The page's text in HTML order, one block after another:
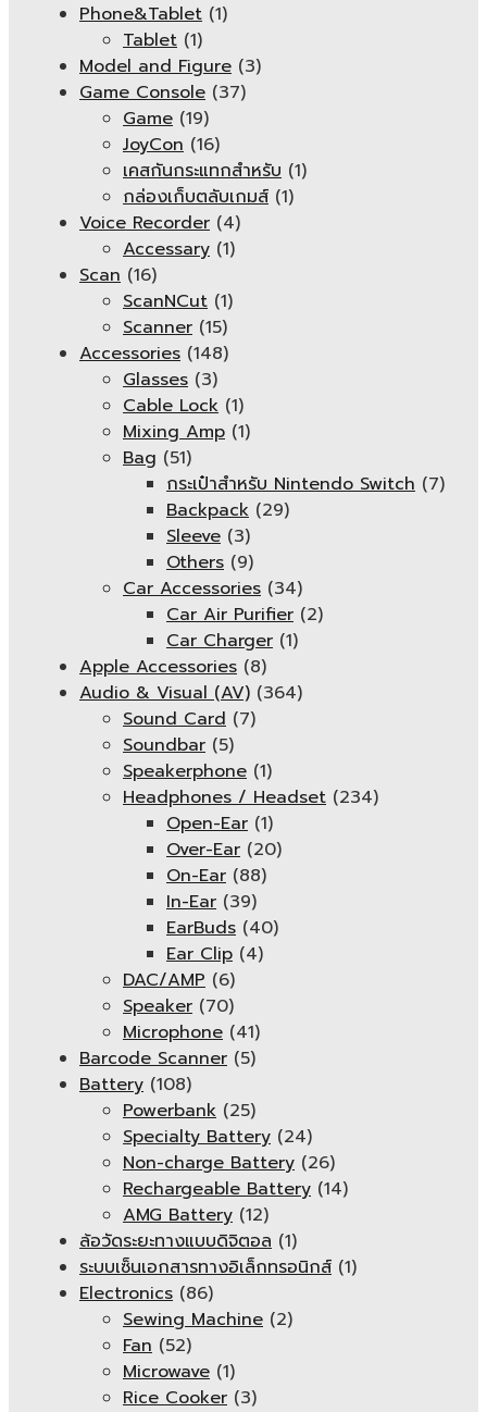
Phone&Tablet (1)
Tablet (1)
Model and Figure (3)
Game Console (37)
Game (19)
JoyCon (16)
เคสกันกระแทกสำหรับ (1)
กล่องเก็บตลับเกมส์ (1)
Voice Recorder (4)
Accessary (1)
Scan (16)
ScanNCut (1)
Scanner (15)
Accessories (148)
Glasses (3)
Cable Lock (1)
Mixing Amp (1)
Bag (51)
กระเป๋าสำหรับ Nintendo Switch (7)
Backpack (29)
Sleeve (3)
Others (9)
Car Accessories (34)
Car Air Purifier (2)
Car Charger (1)
Apple Accessories (8)
Audio & Visual (AV) (364)
Sound Card (7)
Soundbar (5)
Speakerphone (1)
Headphones / Headset (234)
Open-Ear (1)
Over-Ear (20)
On-Ear (88)
In-Ear (39)
EarBuds (40)
Ear Clip (4)
DAC/AMP (6)
Speaker (70)
Microphone (41)
Barcode Scanner (5)
Battery (108)
Powerbank (25)
Specialty Battery (24)
Non-charge Battery (26)
Rechargeable Battery (14)
AMG Battery (12)
ล้อวัดระยะทางแบบดิจิตอล (1)
ระบบเซ็นเอกสารทางอิเล็กทรอนิกส์ (1)
Electronics (86)
Sewing Machine (2)
Fan (52)
Microwave (1)
Rice Cooker (3)